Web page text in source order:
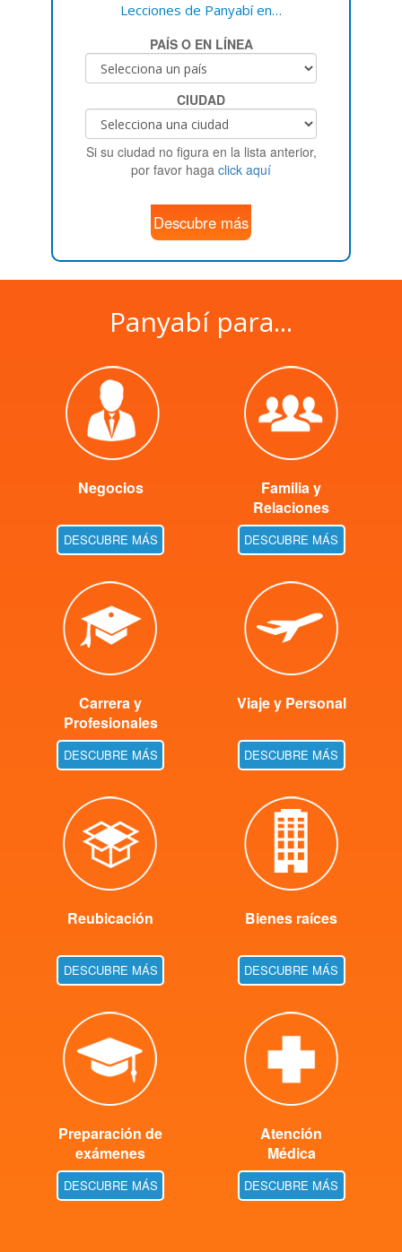
Lecciones de Panyabí en…
PAÍS O EN LÍNEA
CIUDAD
Si su ciudad no figura en la lista anterior,
por favor haga click aquí
Descubre más
Panyabí para...
Negocios
DESCUBRE MÁS
Familia y
Relaciones
DESCUBRE MÁS
Carrera y
Profesionales
DESCUBRE MÁS
Viaje y Personal
DESCUBRE MÁS
Reubicación
DESCUBRE MÁS
Bienes raíces
DESCUBRE MÁS
Preparación de
exámenes
DESCUBRE MÁS
Atención
Médica
DESCUBRE MÁS